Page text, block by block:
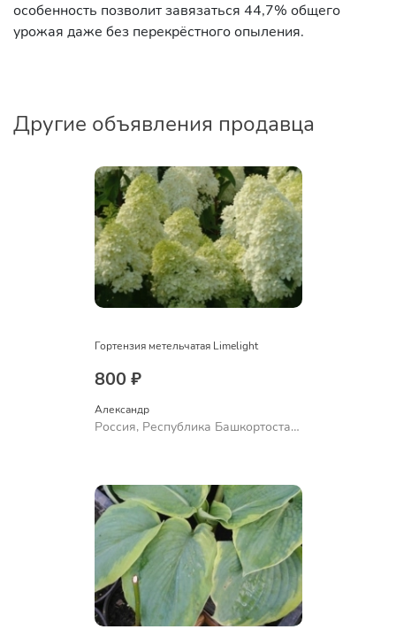
особенность позволит завязаться 44,7% общего
урожая даже без перекрёстного опыления.
Другие объявления продавца
Гортензия метельчатая Limelight
800 ₽
Александр
Россия, Республика Башкортостан,